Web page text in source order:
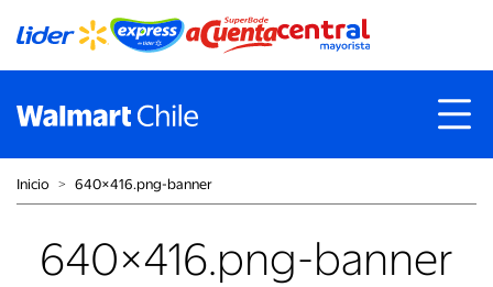
Inicio ˃ 640×416.png-banner
640×416.png-banner